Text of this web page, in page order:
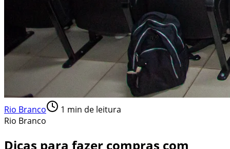
Rio Branco 1 min de leitura
Rio Branco
Dicas para fazer compras com